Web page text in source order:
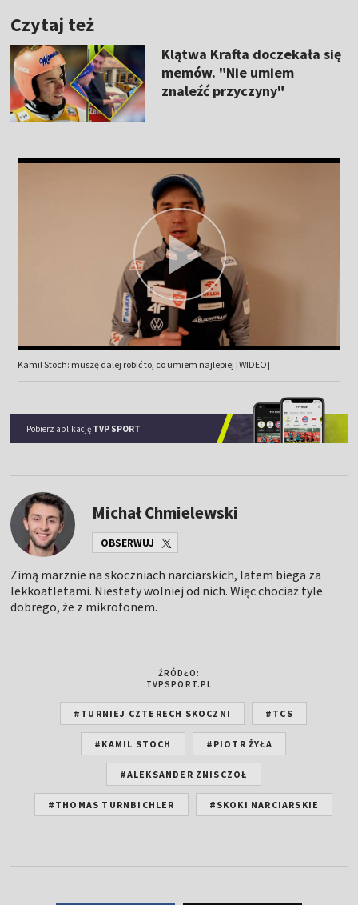
Czytaj też
Klątwa Krafta doczekała się
memów. "Nie umiem
znaleźć przyczyny"
Kamil Stoch: muszę dalej robić to, co umiem najlepiej [WIDEO]
Pobierz aplikację TVP SPORT
Michał Chmielewski
OBSERWUJ
Zimą marznie na skoczniach narciarskich, latem biega za
lekkoatletami. Niestety wolniej od nich. Więc chociaż tyle
dobrego, że z mikrofonem.
ŹRÓDŁO:
TVPSPORT.PL
#TURNIEJ CZTERECH SKOCZNI #TCS
#KAMIL STOCH #PIOTR ŻYŁA
#ALEKSANDER ZNISCZOŁ
#THOMAS TURNBICHLER #SKOKI NARCIARSKIE